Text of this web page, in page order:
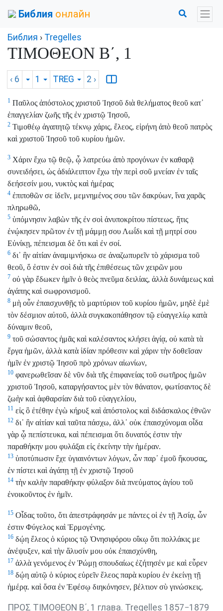
Библия онлайн
Библия › Tregelles
ΤΙΜΟΘΕΟΝ Β΄, 1
‹ 6 1 TREG 2 ›
1 Παῦλος ἀπόστολος χριστοῦ Ἰησοῦ διὰ θελήματος θεοῦ κατ᾽
ἐπαγγελίαν ζωῆς τῆς ἐν χριστῷ Ἰησοῦ,
2 Τιμοθέῳ ἀγαπητῷ τέκνῳ χάρις, ἔλεος, εἰρήνη ἀπὸ θεοῦ πατρὸς
καὶ χριστοῦ Ἰησοῦ τοῦ κυρίου ἡμῶν.
3 Χάριν ἔχω τῷ θεῷ, ᾧ λατρεύω ἀπὸ προγόνων ἐν καθαρᾷ
συνειδήσει, ὡς ἀδιάλειπτον ἔχω τὴν περὶ σοῦ μνείαν ἐν ταῖς
δεήσεσίν μου, νυκτὸς καὶ ἡμέρας
4 ἐπιποθῶν σε ἰδεῖν, μεμνημένος σου τῶν δακρύων, ἵνα χαρᾶς
πληρωθῶ,
5 ὑπόμνησιν λαβὼν τῆς ἐν σοὶ ἀνυποκρίτου πίστεως, ἥτις
ἐνῴκησεν πρῶτον ἐν τῇ μάμμῃ σου Λωΐδι καὶ τῇ μητρί σου
Εὐνίκῃ, πέπεισμαι δὲ ὅτι καὶ ἐν σοί.
6 δι᾽ ἣν αἰτίαν ἀναμιμνήσκω σε ἀναζωπυρεῖν τὸ χάρισμα τοῦ
θεοῦ, ὅ ἐστιν ἐν σοὶ διὰ τῆς ἐπιθέσεως τῶν χειρῶν μου
7 οὐ γὰρ ἔδωκεν ἡμῖν ὁ θεὸς πνεῦμα δειλίας, ἀλλὰ δυνάμεως καὶ
ἀγάπης καὶ σωφρονισμοῦ.
8 μὴ οὖν ἐπαισχυνθῇς τὸ μαρτύριον τοῦ κυρίου ἡμῶν, μηδὲ ἐμὲ
τὸν δέσμιον αὐτοῦ, ἀλλὰ συγκακοπάθησον τῷ εὐαγγελίῳ κατὰ
δύναμιν θεοῦ,
9 τοῦ σώσαντος ἡμᾶς καὶ καλέσαντος κλήσει ἁγίᾳ, οὐ κατὰ τὰ
ἔργα ἡμῶν, ἀλλὰ κατὰ ἰδίαν πρόθεσιν καὶ χάριν τὴν δοθεῖσαν
ἡμῖν ἐν χριστῷ Ἰησοῦ πρὸ χρόνων αἰωνίων,
10 φανερωθεῖσαν δὲ νῦν διὰ τῆς ἐπιφανείας τοῦ σωτῆρος ἡμῶν
χριστοῦ Ἰησοῦ, καταργήσαντος μὲν τὸν θάνατον, φωτίσαντος δὲ
ζωὴν καὶ ἀφθαρσίαν διὰ τοῦ εὐαγγελίου,
11 εἰς ὃ ἐτέθην ἐγὼ κήρυξ καὶ ἀπόστολος καὶ διδάσκαλος ἐθνῶν
12 δι᾽ ἣν αἰτίαν καὶ ταῦτα πάσχω, ἀλλ᾽ οὐκ ἐπαισχύνομαι οἶδα
γὰρ ᾧ πεπίστευκα, καὶ πέπεισμαι ὅτι δυνατός ἐστιν τὴν
παραθήκην μου φυλάξαι εἰς ἐκείνην τὴν ἡμέραν.
13 ὑποτύπωσιν ἔχε ὑγιαινόντων λόγων, ὧν παρ᾽ ἐμοῦ ἤκουσας,
ἐν πίστει καὶ ἀγάπῃ τῇ ἐν χριστῷ Ἰησοῦ
14 τὴν καλὴν παραθήκην φύλαξον διὰ πνεύματος ἁγίου τοῦ
ἐνοικοῦντος ἐν ἡμῖν.
15 Οἶδας τοῦτο, ὅτι ἀπεστράφησάν με πάντες οἱ ἐν τῇ Ἀσίᾳ, ὧν
ἐστιν Φύγελος καὶ Ἑρμογένης.
16 δῴη ἔλεος ὁ κύριος τῷ Ὀνησιφόρου οἴκῳ ὅτι πολλάκις με
ἀνέψυξεν, καὶ τὴν ἅλυσίν μου οὐκ ἐπαισχύνθη,
17 ἀλλὰ γενόμενος ἐν Ῥώμῃ σπουδαίως ἐζήτησέν με καὶ εὗρεν
18 δῴη αὐτῷ ὁ κύριος εὑρεῖν ἔλεος παρὰ κυρίου ἐν ἐκείνῃ τῇ
ἡμέρᾳ. καὶ ὅσα ἐν Ἐφέσῳ διηκόνησεν, βέλτιον σὺ γινώσκεις.
ΠΡΟΣ ΤΙΜΟΘΕΟΝ Β΄, 1 глава. Tregelles 1857−1879